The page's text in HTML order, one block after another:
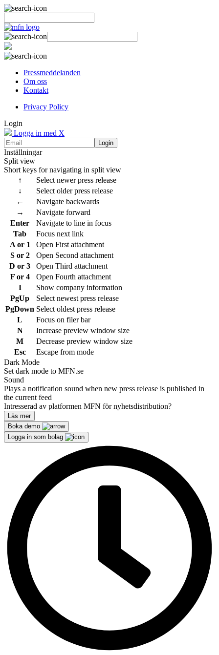
Pressmeddelanden
Om oss
Kontakt
Privacy Policy
Login
Logga in med X
Login
Inställningar
Split view
Short keys for navigating in split view
↑
Select newer press release
↓
Select older press release
←
Navigate backwards
→
Navigate forward
Enter
Navigate to line in focus
Tab
Focus next link
A or 1
Open First attachment
S or 2
Open Second attachment
D or 3
Open Third attachment
F or 4
Open Fourth attachment
I
Show company information
PgUp
Select newest press release
PgDown Select oldest press release
L
Focus on filer bar
N
Increase preview window size
M
Decrease preview window size
Esc
Escape from mode
Dark Mode
Set dark mode to MFN.se
Sound
Plays a notification sound when new press release is published in
the current feed
Intresserad av platformen MFN för nyhetsdistribution?
Läs mer
Boka demo
Logga in som bolag